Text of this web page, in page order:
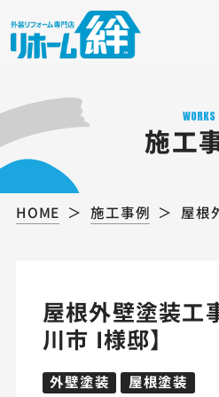
WORKS
施工
HOME 施工事例 屋根
屋根外壁塗装工
川市 I様邸】
外壁塗装 屋根塗装